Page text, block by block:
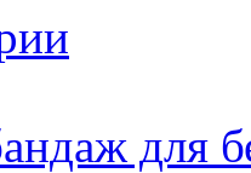
для